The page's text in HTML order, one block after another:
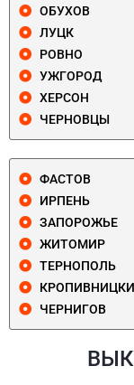
ОБУХОВ
ЛУЦК
РОВНО
УЖГОРОД
ХЕРСОН
ЧЕРНОВЦЫ
ФАСТОВ
ИРПЕНЬ
ЗАПОРОЖЬЕ
ЖИТОМИР
ТЕРНОПОЛЬ
ЧЕРНИГОВ